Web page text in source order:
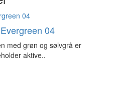
04
med grøn og sølvgrå er
aktive..